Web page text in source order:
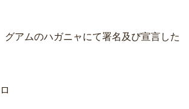
アムのハガニャにて署名及び宣言した